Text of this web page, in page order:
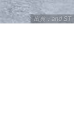
出典：and ST